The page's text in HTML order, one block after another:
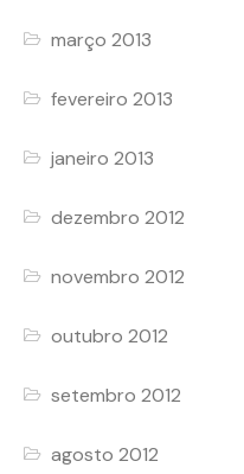
março 2013
fevereiro 2013
janeiro 2013
dezembro 2012
novembro 2012
outubro 2012
setembro 2012
agosto 2012